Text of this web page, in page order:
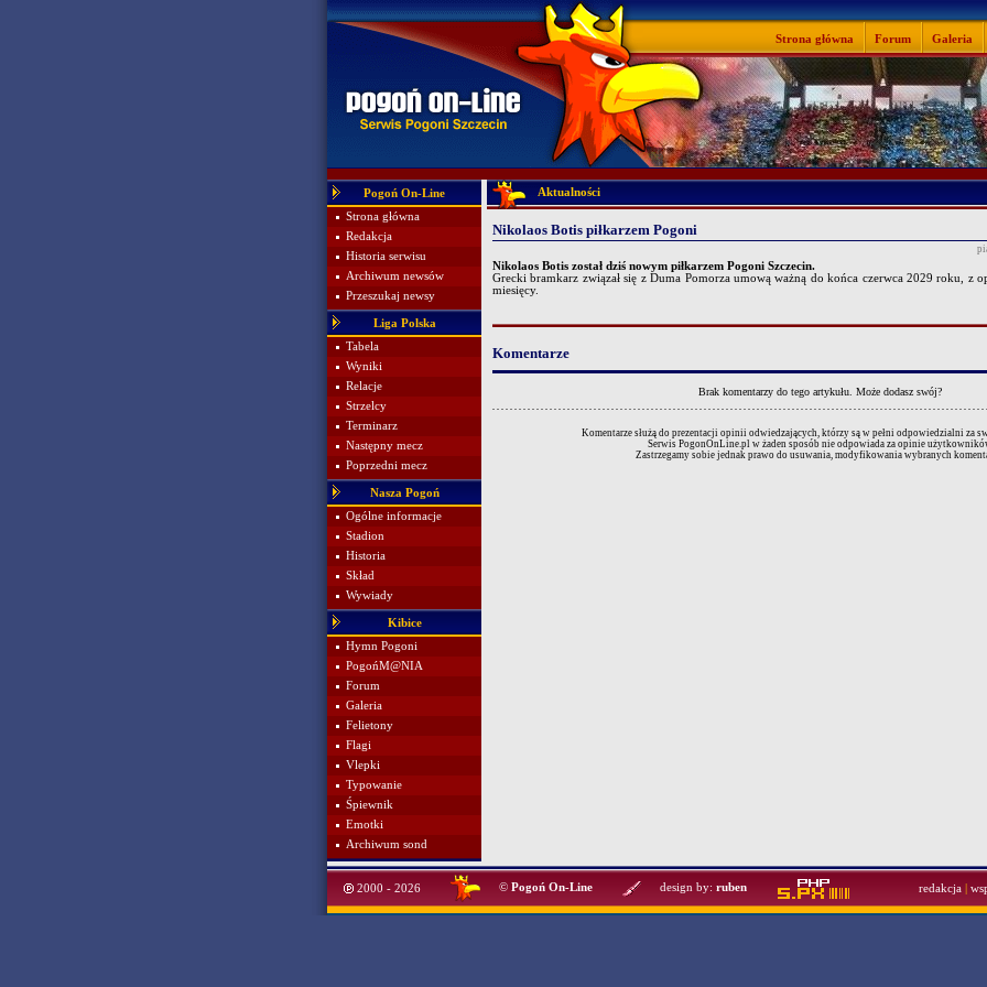
Strona główna Forum Galeria
Pogoń On-Line
Strona główna
Redakcja
Historia serwisu
Archiwum newsów
Przeszukaj newsy
Liga Polska
Tabela
Wyniki
Relacje
Strzelcy
Terminarz
Następny mecz
Poprzedni mecz
Nasza Pogoń
Ogólne informacje
Stadion
Historia
Skład
Wywiady
Kibice
Hymn Pogoni
PogońM@NIA
Forum
Galeria
Felietony
Flagi
Vlepki
Typowanie
Śpiewnik
Emotki
Archiwum sond
Aktualności
Nikolaos Botis piłkarzem Pogoni
Nikolaos Botis został dziś nowym piłkarzem Pogoni Szczecin.
Grecki bramkarz związał się z Duma Pomorza umową ważną do końca czerwca 2029 roku, z
miesięcy.
Komentarze
Brak komentarzy do tego artykułu. Może dodasz swój?
Komentarze służą do prezentacji opinii odwiedzających, którzy są w pełni odpowiedzialni za
Serwis PogonOnLine.pl w żaden sposób nie odpowiada za opinie
Zastrzegamy sobie jednak prawo do usuwania, modyfikowania wybranych
2000 - 2026 © Pogoń On-Line design by: ruben redakcja